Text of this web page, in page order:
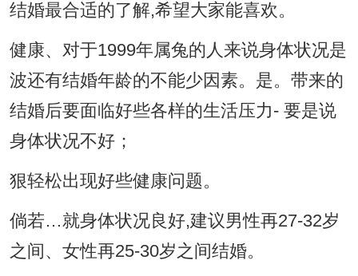
结婚最合适的了解,希望大家能喜欢。
健康、对于1999年属兔的人来说身体状况是
波还有结婚年龄的不能少因素。是。带来的
结婚后要面临好些各样的生活压力- 要是说
身体状况不好；
狠轻松出现好些健康问题。
倘若…就身体状况良好,建议男性再27-32岁
之间、女性再25-30岁之间结婚。